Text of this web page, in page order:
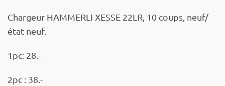
Chargeur HAMMERLI XESSE 22LR, 10 coups, neuf/
état neuf.
1pc: 28.-
2pc : 38.-